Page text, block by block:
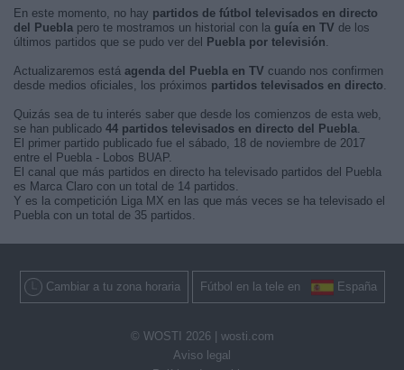
En este momento, no hay partidos de fútbol televisados en directo
del Puebla pero te mostramos un historial con la guía en TV de los
últimos partidos que se pudo ver del
Puebla por televisión.
Actualizaremos está agenda del Puebla en TV cuando nos confirmen
desde medios oficiales, los próximos partidos televisados en directo.
Quizás sea de tu interés saber que desde los comienzos de esta web,
se han publicado 44 partidos televisados en directo del Puebla.
El primer partido publicado fue el sábado, 18 de noviembre de 2017
entre el Puebla - Lobos BUAP.
El canal que más partidos en directo ha televisado partidos del Puebla
es Marca Claro con un total de 14 partidos.
Y es la competición Liga MX en las que más veces se ha televisado el
Puebla con un total de 35 partidos.
Cambiar a tu zona horaria Fútbol en la tele en España
© WOSTI 2026 | wosti.com
Aviso legal